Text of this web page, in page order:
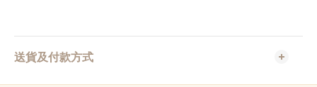
送貨及付款方式